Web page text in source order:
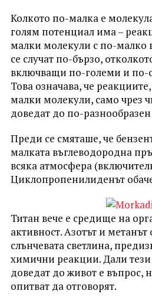
Колкото по-малка е
голям потенциал има –
малки молекули с по-малко
се случат по-бързо,
включващи по-големи и по-
Това означава, че
малки молекули, само чрез
доведат до по-разнообразен
Преди се смяташе, че
малката въглеводородна
всяка атмосфера
Циклопропенилиденът
Титан вече е средище на
активност. Азотът и метанът
слънчевата светлина,
химични реакции. Дали
доведат до живот е въпрос,
опитват да отговорят.